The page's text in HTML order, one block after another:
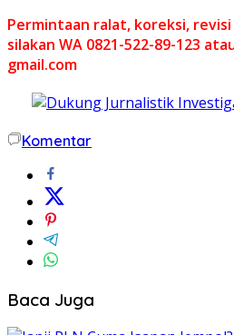
Permintaan ralat, koreksi,
silakan WA 0821-522-89-123
gmail.com
Komentar
Baca Juga